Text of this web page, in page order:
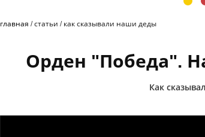
главная /статьи / как сказывали наши деды
Орден "Победа".
Как